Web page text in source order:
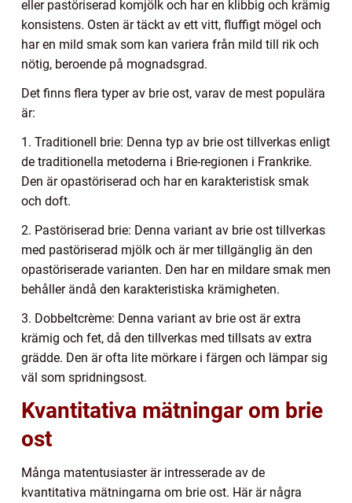
eller pastöriserad komjölk och har en klibbig och krämig
konsistens. Osten är täckt av ett vitt, fluffigt mögel och
har en mild smak som kan variera från mild till rik och
nötig, beroende på mognadsgrad.
Det finns flera typer av brie ost, varav de mest populära
är:
1. Traditionell brie: Denna typ av brie ost tillverkas enligt
de traditionella metoderna i Brie-regionen i Frankrike.
Den är opastöriserad och har en karakteristisk smak
och doft.
2. Pastöriserad brie: Denna variant av brie ost tillverkas
med pastöriserad mjölk och är mer tillgänglig än den
opastöriserade varianten. Den har en mildare smak men
behåller ändå den karakteristiska krämigheten.
3. Dobbeltcrème: Denna variant av brie ost är extra
krämig och fet, då den tillverkas med tillsats av extra
grädde. Den är ofta lite mörkare i färgen och lämpar sig
väl som spridningsost.
Kvantitativa mätningar om brie
ost
Många matentusiaster är intresserade av de
kvantitativa mätningarna om brie ost. Här är några